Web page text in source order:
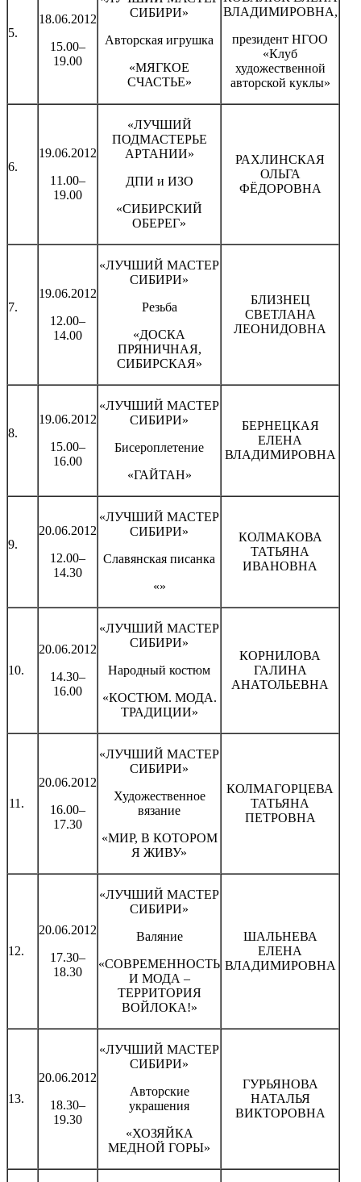
5.
18.06.2012
15.00–
19.00
СИБИРИ»
Авторская игрушка
«МЯГКОЕ
СЧАСТЬЕ»
ВЛАДИМИРОВНА,
президент НГОО
«Клуб
художественной
авторской куклы»
6.
19.06.2012
11.00–
19.00
«ЛУЧШИЙ
ПОДМАСТЕРЬЕ
АРТАНИИ»
ДПИ и ИЗО
«СИБИРСКИЙ
ОБЕРЕГ»
РАХЛИНСКАЯ
ОЛЬГА
ФЁДОРОВНА
7.
19.06.2012
12.00–
14.00
«ЛУЧШИЙ МАСТЕР
СИБИРИ»
Резьба
«ДОСКА
ПРЯНИЧНАЯ,
СИБИРСКАЯ»
БЛИЗНЕЦ
СВЕТЛАНА
ЛЕОНИДОВНА
8.
19.06.2012
15.00–
16.00
«ЛУЧШИЙ МАСТЕР
СИБИРИ»
Бисероплетение
«ГАЙТАН»
БЕРНЕЦКАЯ
ЕЛЕНА
ВЛАДИМИРОВНА
9.
20.06.2012
12.00–
14.30
«ЛУЧШИЙ МАСТЕР
СИБИРИ»
Славянская писанка
«»
КОЛМАКОВА
ТАТЬЯНА
ИВАНОВНА
10.
20.06.2012
14.30–
16.00
«ЛУЧШИЙ МАСТЕР
СИБИРИ»
Народный костюм
«КОСТЮМ. МОДА.
ТРАДИЦИИ»
КОРНИЛОВА
ГАЛИНА
АНАТОЛЬЕВНА
11.
20.06.2012
16.00–
17.30
«ЛУЧШИЙ МАСТЕР
СИБИРИ»
Художественное
вязание
«МИР, В КОТОРОМ
Я ЖИВУ»
КОЛМАГОРЦЕВА
ТАТЬЯНА
ПЕТРОВНА
12.
20.06.2012
17.30–
18.30
«ЛУЧШИЙ МАСТЕР
СИБИРИ»
Валяние
«СОВРЕМЕННОСТЬ
И МОДА –
ТЕРРИТОРИЯ
ВОЙЛОКА!»
ШАЛЬНЕВА
ЕЛЕНА
ВЛАДИМИРОВНА
13.
20.06.2012
18.30–
19.30
«ЛУЧШИЙ МАСТЕР
СИБИРИ»
Авторские
украшения
«ХОЗЯЙКА
МЕДНОЙ ГОРЫ»
ГУРЬЯНОВА
НАТАЛЬЯ
ВИКТОРОВНА